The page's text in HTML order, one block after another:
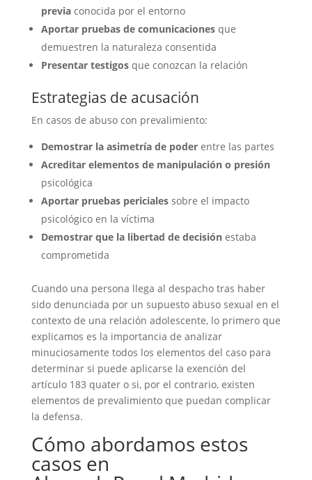
previaconocida por el entorno
Aportar pruebas de comunicacionesque
demuestren la naturaleza consentida
Presentar testigosque conozcan la relación
Estrategias de acusación
En casos de abuso con prevalimiento:
Demostrar la asimetría de poderentre las partes
Acreditar elementos de manipulación o presión
psicológica
Aportar pruebas pericialessobre el impacto
psicológico en la víctima
Demostrar que la libertad de decisiónestaba
comprometida
Cuando una persona llega al despacho tras haber
sido denunciada por un supuesto abuso sexual en el
contexto de una relación adolescente, lo primero que
explicamos es la importancia de analizar
minuciosamente todos los elementos del caso para
determinar si puede aplicarse la exención del
artículo 183 quater o si, por el contrario, existen
elementos de prevalimiento que puedan complicar
la defensa.
Cómo abordamos estos
casos en